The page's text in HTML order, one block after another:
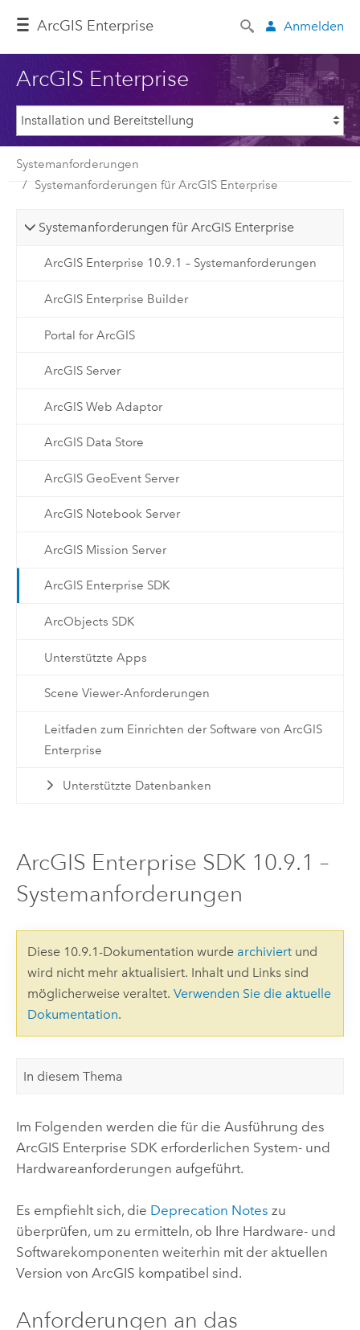
ArcGIS Enterprise Anmelden
ArcGIS Enterprise
Systemanforderungen
Systemanforderungen für ArcGIS Enterprise
Systemanforderungen für ArcGIS Enterprise
ArcGIS Enterprise 10.9.1 – Systemanforderungen
ArcGIS Enterprise Builder
Portal for ArcGIS
ArcGIS Server
ArcGIS Web Adaptor
ArcGIS Data Store
ArcGIS GeoEvent Server
ArcGIS Notebook Server
ArcGIS Mission Server
ArcGIS Enterprise SDK
ArcObjects SDK
Unterstützte Apps
Scene Viewer-Anforderungen
Leitfaden zum Einrichten der Software von ArcGIS
Enterprise
Unterstützte Datenbanken
ArcGIS Enterprise SDK 10.9.1 –
Systemanforderungen
Diese 10.9.1-Dokumentation wurde archiviertund
wird nicht mehr aktualisiert. Inhalt und Links sind
möglicherweise veraltet. Verwenden Sie die aktuelle
Dokumentation.
In diesem Thema
Im Folgenden werden die für die Ausführung des
ArcGIS Enterprise SDK erforderlichen System- und
Hardwareanforderungen aufgeführt.
Es empfiehlt sich, die Deprecation Notes zu
überprüfen, um zu ermitteln, ob Ihre Hardware- und
Softwarekomponenten weiterhin mit der aktuellen
Version von ArcGIS kompatibel sind.
Anforderungen an das